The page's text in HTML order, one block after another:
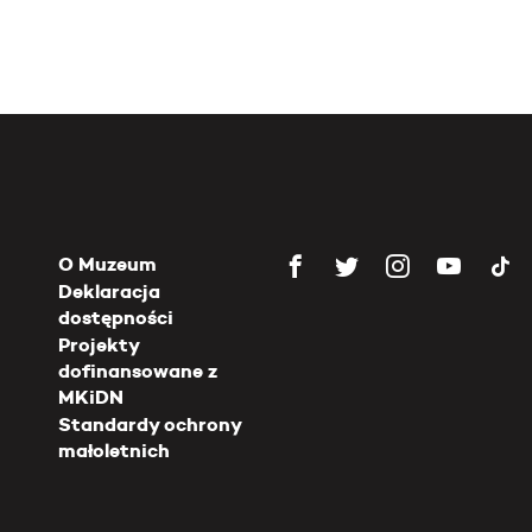
O Muzeum
Deklaracja
dostępności
Projekty
dofinansowane z
MKiDN
Standardy ochrony
małoletnich